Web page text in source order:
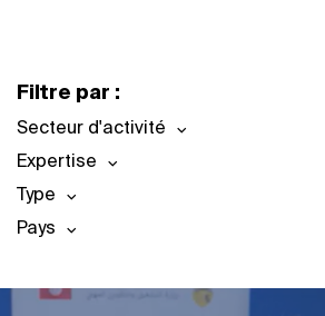
Filtre par :
Secteur d'activité
Expertise
Type
Pays